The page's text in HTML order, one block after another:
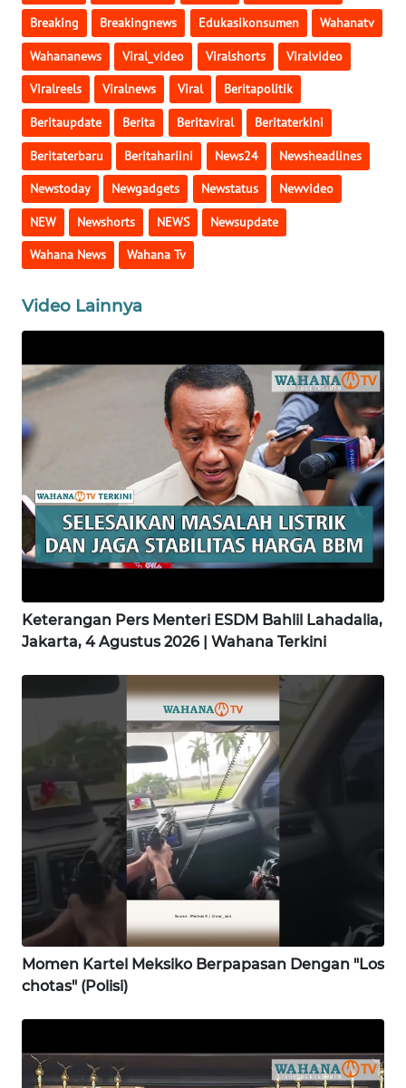
Breaking Breakingnews Edukasikonsumen Wahanatv
Wahananews Viral_video Viralshorts Viralvideo
Viralreels Viralnews Viral Beritapolitik
Beritaupdate Berita Beritaviral Beritaterkini
Beritaterbaru Beritahariini News24 Newsheadlines
Newstoday Newgadgets Newstatus Newvideo
NEW Newshorts NEWS Newsupdate
Wahana News Wahana Tv
Video Lainnya
Keterangan Pers Menteri ESDM Bahlil Lahadalia,
Jakarta, 4 Agustus 2026 | Wahana Terkini
Momen Kartel Meksiko Berpapasan Dengan "Los
chotas" (Polisi)
SERDANG
WN
TEBING
TINGGI
WN
PAKPAK
WN
KARAWANG
BEKASI
BOGOR
TAPANULI
UTARA
WN
WN
LAWAS
WN
SUMEDANG
WN
CIANJUR
KEPULAUAN
SERIBU
WN
TANGERANG
WN